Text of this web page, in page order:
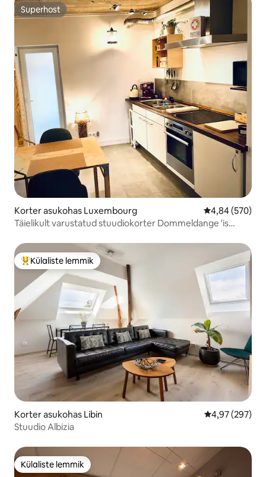
Superhost
Superhost
Korter asukohas Luxembourg Keskmine
4,84 (570)
Täielikult varustatud stuudiokorter Dommeldange 'is
Külaliste suur lemmik
Külaliste lemmik
Korter asukohas Libin Keskmine
4,97 (297)
Stuudio Albizia
Külaliste lemmik
Külaliste lemmik